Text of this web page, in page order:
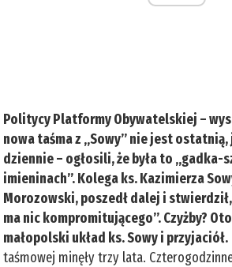
Politycy Platformy Obywatelskiej –
nowa taśma z „Sowy” nie jest
dziennie – ogłosili, że była to „gadka-
imieninach”. Kolega ks. Kazimierza
Morozowski, poszedł dalej i
ma nic kompromitującego”. Czyżby?
małopolski układ ks. Sowy i przyjaciół.
taśmowej minęły trzy lata.